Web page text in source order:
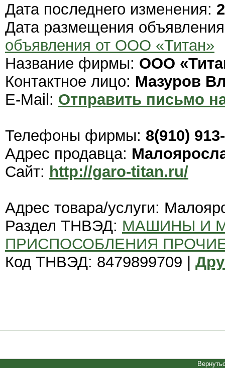
Дата последнего изменения:
Дата размещения
объявления от ООО «Титан»
Название фирмы: ООО
Контактное лицо: Мазуров
E-Mail: Отправить письмо
Телефоны фирмы: 8(910)
Адрес продавца:
Сайт: http://garo-titan.ru/
Адрес товара/услуги:
Раздел ТНВЭД: МАШИНЫ И
ПРИСПОСОБЛЕНИЯ
Код ТНВЭД: 8479899709 |